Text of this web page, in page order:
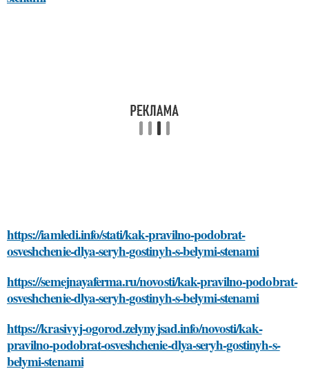
https://iamledi.info/stati/kak-pravilno-podobrat-
osveshchenie-dlya-seryh-gostinyh-s-belymi-stenami
https://semejnayaferma.ru/novosti/kak-pravilno-podobrat-
osveshchenie-dlya-seryh-gostinyh-s-belymi-stenami
https://krasivyj-ogorod.zelynyjsad.info/novosti/kak-
pravilno-podobrat-osveshchenie-dlya-seryh-gostinyh-s-
belymi-stenami